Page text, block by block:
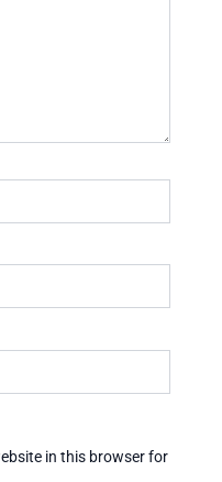
in this browser for